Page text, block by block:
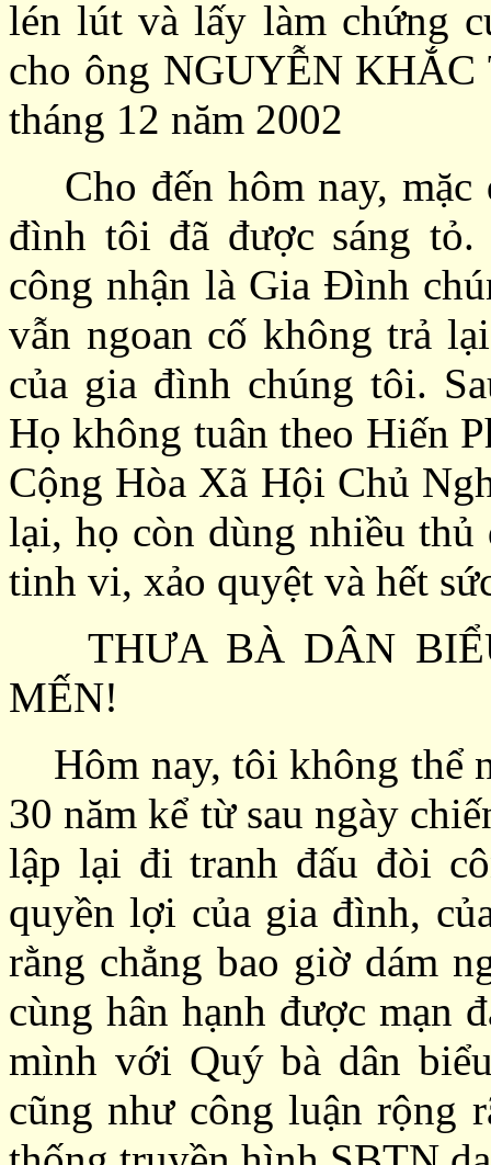
lén lút và lấy làm chứng
cho ông NGUYỄN
tháng 12 năm 2002
Cho đến hôm nay, mặc
đình tôi đã được sáng
công nhận là Gia Đình
vẫn ngoan cố không trả
của gia đình chúng tôi.
Họ không tuân theo Hiến
Cộng Hòa Xã Hội Chủ
lại, họ còn dùng nhiều thủ
tinh vi, xảo quyệt và hết
THƯA BÀ DÂN
MẾN!
Hôm nay, tôi không thể
30 năm kể từ sau ngày
lập lại đi tranh đấu đòi
quyền lợi của gia đình,
rằng chẳng bao giờ dám
cùng hân hạnh được mạn
mình với Quý bà dân
cũng như công luận rộng